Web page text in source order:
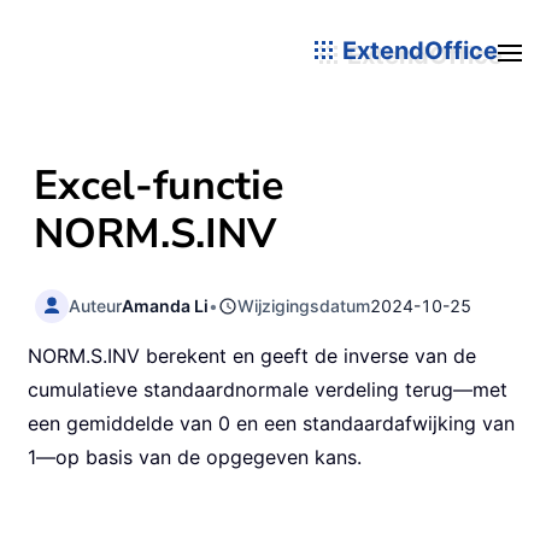
ExtendOffice
Excel-functie
NORM.S.INV
AuteurAmanda Li• Wijzigingsdatum2024-10-25
NORM.S.INV berekent en geeft de inverse van de
cumulatieve standaardnormale verdeling terug—met
een gemiddelde van 0 en een standaardafwijking van
1—op basis van de opgegeven kans.